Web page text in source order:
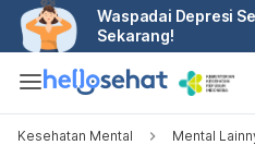
Waspadai Depresi
Sekarang!
Kesehatan Mental Mental